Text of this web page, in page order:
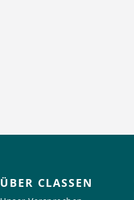
ÜBER CLASSEN